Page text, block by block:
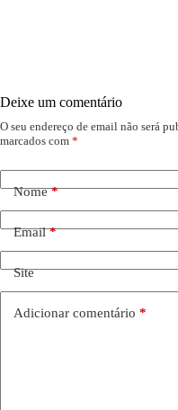
Deixe um comentário
O seu endereço de email não será
marcados com *
Nome*
Email*
Site
Adicionar comentário *